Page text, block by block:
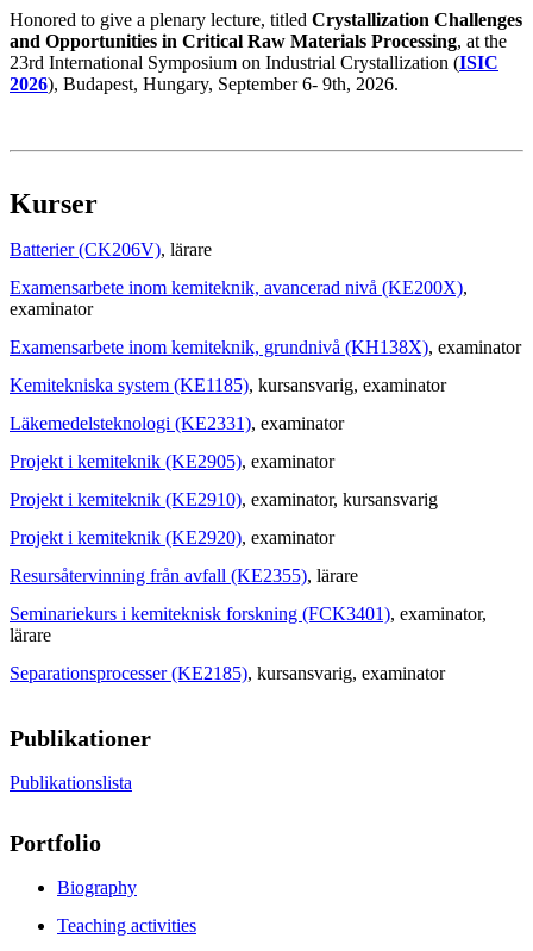
Honored to give a plenary lecture, titled Crystallization Challenges
and Opportunities in Critical Raw Materials Processing, at the
23rd International Symposium on Industrial Crystallization (ISIC
2026), Budapest, Hungary, September 6- 9th, 2026.
Kurser
Batterier (CK206V), lärare
Examensarbete inom kemiteknik, avancerad nivå (KE200X),
examinator
Examensarbete inom kemiteknik, grundnivå (KH138X), examinator
Kemitekniska system (KE1185), kursansvarig, examinator
Läkemedelsteknologi (KE2331), examinator
Projekt i kemiteknik (KE2905), examinator
Projekt i kemiteknik (KE2910), examinator, kursansvarig
Projekt i kemiteknik (KE2920), examinator
Resursåtervinning från avfall (KE2355), lärare
Seminariekurs i kemiteknisk forskning (FCK3401), examinator,
lärare
Separationsprocesser (KE2185), kursansvarig, examinator
Publikationer
Publikationslista
Portfolio
Biography
Teaching activities